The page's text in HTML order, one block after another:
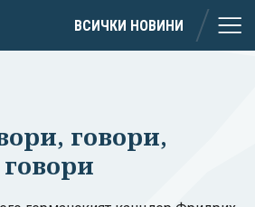
ВСИЧКИ НОВИНИ
говори,